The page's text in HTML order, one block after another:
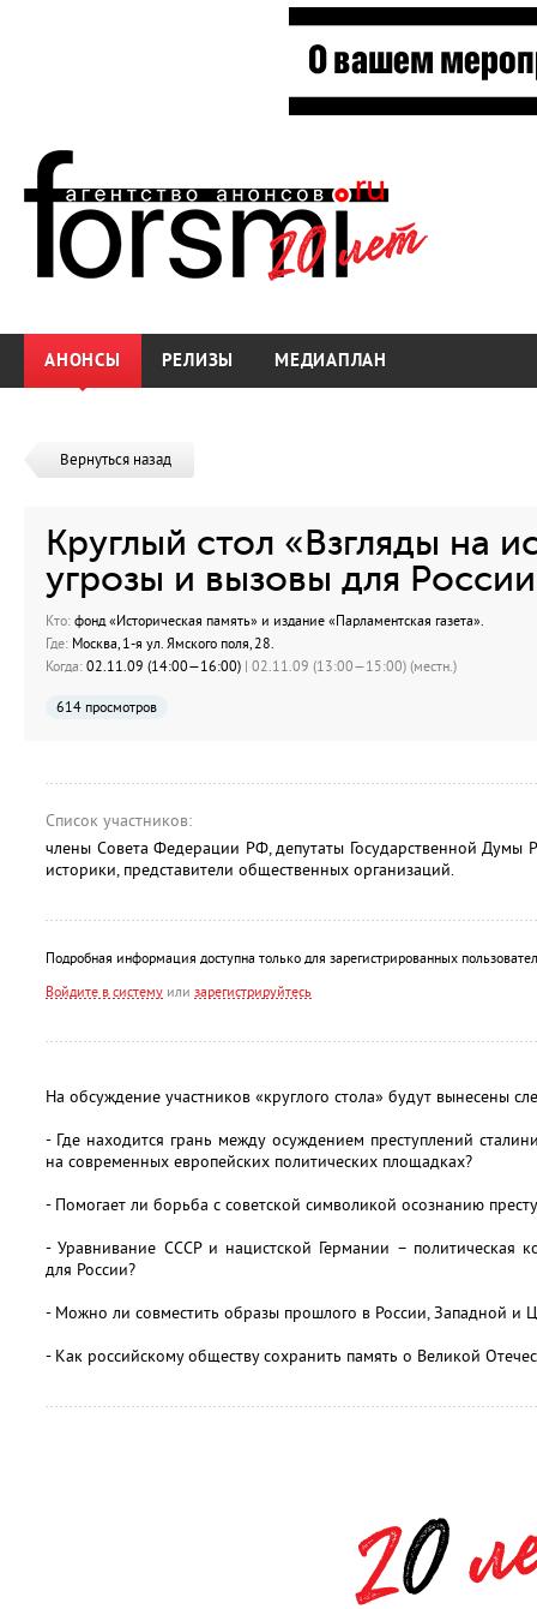
АНОНСЫ РЕЛИЗЫ МЕДИАПЛАН
Вернуться назад
Круглый стол «Взгляды на
угрозы и вызовы для
Кто: фонд «Историческая память» и издание «Парламентская газета».
Где: Москва, 1-я ул. Ямского поля, 28.
Когда: 02.11.09 (14:00—16:00) | 02.11.09 (13:00—15:00) (местн.)
614 просмотров
Список участников:
члены Совета Федерации РФ, депутаты Государственной Думы
историки, представители общественных организаций.
Подробная информация доступна только для зарегистрированных
Войдите в систему или зарегистрируйтесь
На обсуждение участников «круглого стола» будут вынесены
- Где находится грань между осуждением преступлений
на современных европейских политических площадках?
- Помогает ли борьба с советской символикой осознанию
- Уравнивание СССР и нацистской Германии – политическая
для России?
- Можно ли совместить образы прошлого в России, Западной и
- Как российскому обществу сохранить память о Великой